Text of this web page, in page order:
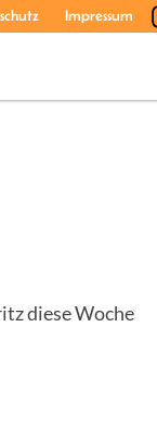
Impressum
diese Woche